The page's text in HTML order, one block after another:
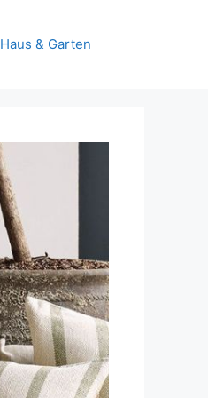
Haus & Garten